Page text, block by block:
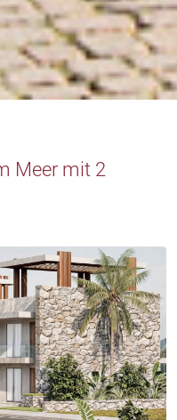
Meer mit 2